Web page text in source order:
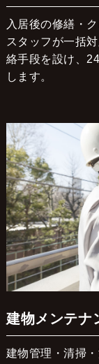
入居後の修繕・
スタッフが一括
絡手段を設け、
します。
建物メンテナ
建物管理・清掃